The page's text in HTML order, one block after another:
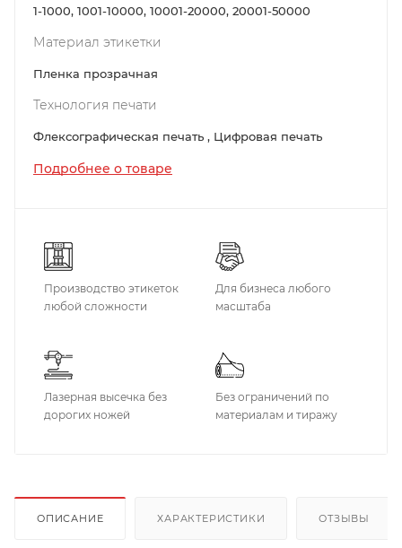
1-1000, 1001-10000, 10001-20000, 20001-50000
Материал этикетки
Пленка прозрачная
Технология печати
Флексографическая печать , Цифровая печать
Подробнее о товаре
Производство этикеток
любой сложности
Для бизнеса любого
масштаба
Лазерная высечка без
дорогих ножей
Без ограничений по
материалам и тиражу
ОПИСАНИЕ ХАРАКТЕРИСТИКИ ОТЗЫВЫ